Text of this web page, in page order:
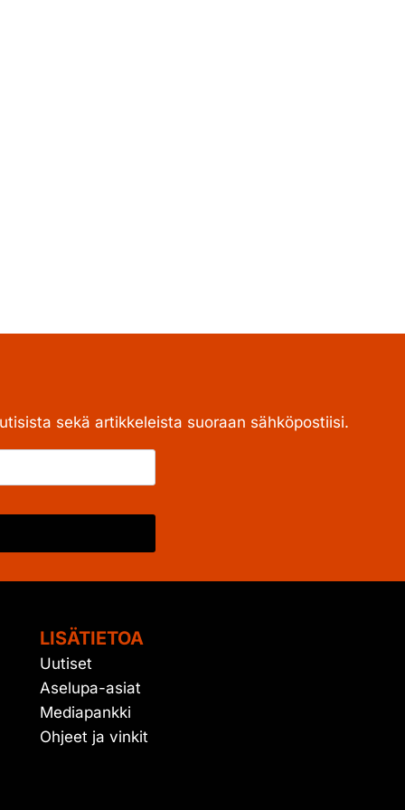
sekä artikkeleista suoraan sähköpostiisi.
LISÄTIETOA
Uutiset
Aselupa-asiat
Mediapankki
Ohjeet ja vinkit